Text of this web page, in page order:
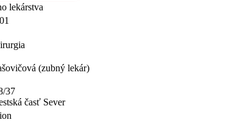
lekárstva
(zubný lekár)
/37
časť Sever